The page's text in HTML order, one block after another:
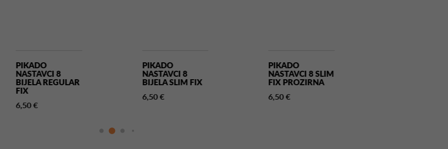
PIKADO
NASTAVCI 8
BIJELA REGULAR
FIX
6,50 €
PIKADO
NASTAVCI 8
BIJELA SLIM FIX
6,50 €
PIKADO
NASTAVCI 8 SLIM
FIX PROZIRNA
6,50 €